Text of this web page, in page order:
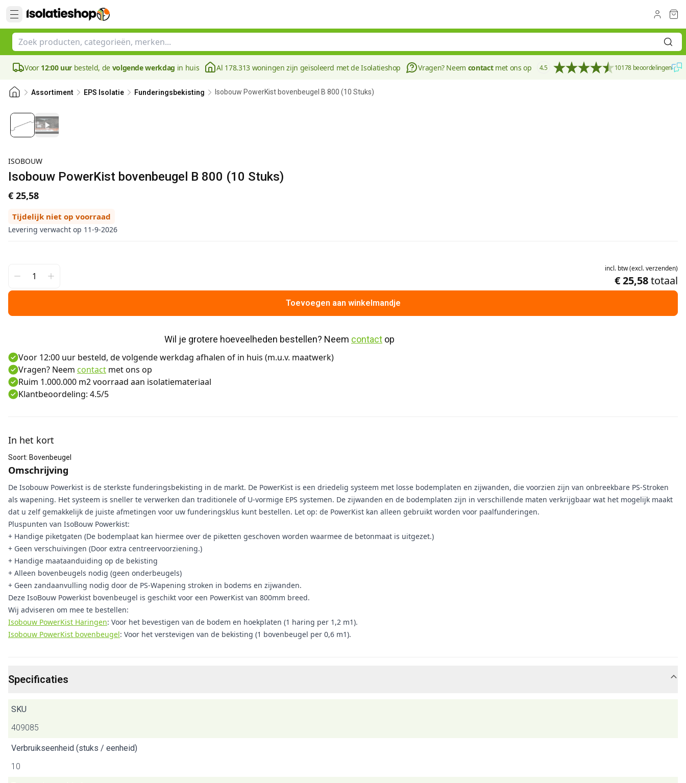
Voor 12:00 uur besteld, de volgende werkdag in huis Al 178.313 woningen zijn geïsoleerd met de Isolatieshop Vragen? Neem contactmet ons op 4.5 10178 beoordelingen
Assortiment EPS Isolatie Funderingsbekisting Isobouw PowerKist bovenbeugel B 800 (10 Stuks)
ISOBOUW
Isobouw PowerKist bovenbeugel B 800 (10 Stuks)
€ 25,58
Tijdelijk niet op voorraad
Levering verwacht op 11-9-2026
incl. btw(excl.verzenden)
€ 25,58totaal
Toevoegen aan winkelmandje
Wil je grotere hoeveelheden bestellen? Neem contact op
Voor 12:00 uur besteld, de volgende werkdag afhalen of in huis (m.u.v. maatwerk)
Vragen? Neem contact met ons op
Ruim 1.000.000 m2 voorraad aan isolatiemateriaal
Klantbeoordeling: 4.5/5
In het kort
Soort: Bovenbeugel
Omschrijving
De Isobouw Powerkist is de sterkste funderingsbekisting in de markt. De PowerKist is een driedelig systeem met losse bodemplaten en zijwanden, die voorzien zijn van onbreekbare PS-Stroken
als wapening. Het systeem is sneller te verwerken dan traditionele of U-vormige EPS systemen. De zijwanden en de bodemplaten zijn in verschillende maten verkrijgbaar wat het mogelijk maakt
dat u zelf gemakkelijk de juiste afmetingen voor uw funderingsklus kunt bestellen. Let op: de PowerKist kan alleen gebruikt worden voor paalfunderingen.
Pluspunten van IsoBouw Powerkist:
+ Handige piketgaten (De bodemplaat kan hiermee over de piketten geschoven worden waarmee de betonmaat is uitgezet.)
+ Geen verschuivingen (Door extra centreervoorziening.)
+ Handige maataanduiding op de bekisting
+ Alleen bovenbeugels nodig (geen onderbeugels)
+ Geen zandaanvulling nodig door de PS-Wapening stroken in bodems en zijwanden.
Deze IsoBouw Powerkist bovenbeugel is geschikt voor een PowerKist van 800mm breed.
Wij adviseren om mee te bestellen:
Isobouw PowerKist Haringen: Voor het bevestigen van de bodem en hoekplaten (1 haring per 1,2 m1).
Isobouw PowerKist bovenbeugel: Voor het verstevigen van de bekisting (1 bovenbeugel per 0,6 m1).
Specificaties
SKU
409085
Verbruikseenheid (stuks / eenheid)
10